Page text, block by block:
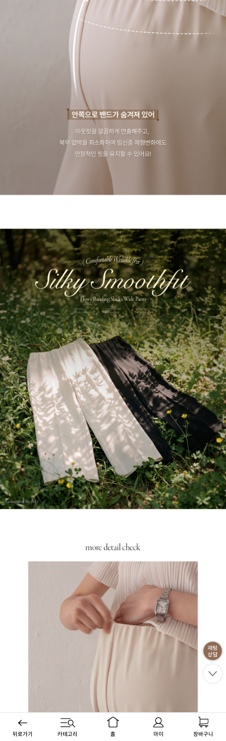
뒤로가기 카테고리 홈 마이 장바구니